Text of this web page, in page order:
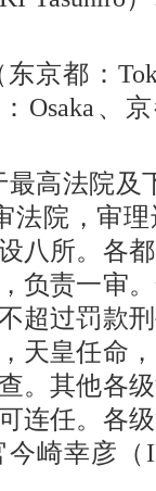
东京都：
Osaka、
最高法院
法院，审
八所。各
负责一审
超过罚款
天皇任命
。其他各
连任。各
崎幸彦（